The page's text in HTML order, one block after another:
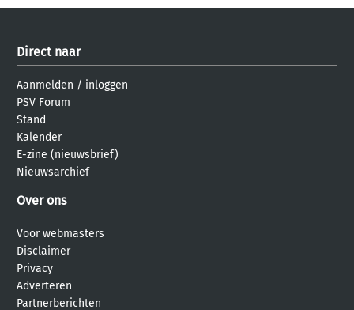
Direct naar
Aanmelden / inloggen
PSV Forum
Stand
Kalender
E-zine (nieuwsbrief)
Nieuwsarchief
Over ons
Voor webmasters
Disclaimer
Privacy
Adverteren
Partnerberichten